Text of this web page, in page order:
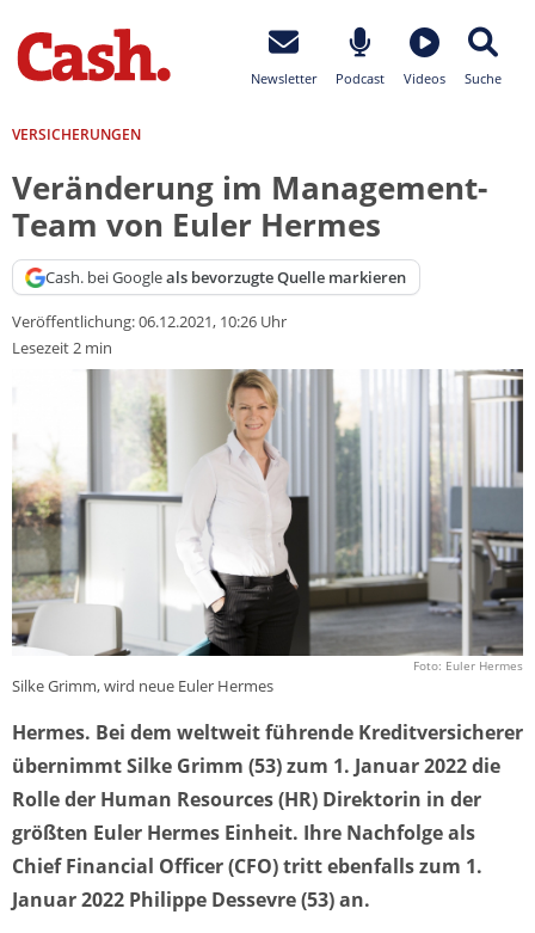
Newsletter Podcast Videos Suche
VERSICHERUNGEN
Veränderung im Management-
Team von Euler Hermes
Cash. bei Googleals bevorzugte Quelle markieren
Veröffentlichung:06.12.2021, 10:26 Uhr
Lesezeit 2 min
Foto: Euler Hermes
Silke Grimm, wird neue Euler Hermes
Hermes. Bei dem weltweit führende Kreditversicherer
übernimmt Silke Grimm (53) zum 1. Januar 2022 die
Rolle der Human Resources (HR) Direktorin in der
größten Euler Hermes Einheit. Ihre Nachfolge als
Chief Financial Officer (CFO) tritt ebenfalls zum 1.
Januar 2022 Philippe Dessevre (53) an.